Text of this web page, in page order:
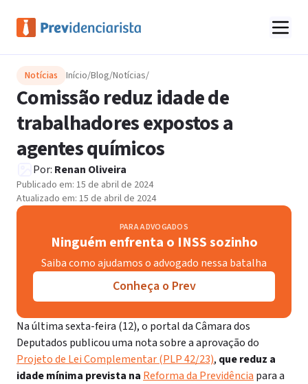
Notícias Início/Blog/Notícias/
Comissão reduz idade de
trabalhadores expostos a
agentes químicos
Por: Renan Oliveira
Publicado em: 15 de abril de 2024
Atualizado em: 15 de abril de 2024
PARA ADVOGADOS
Ninguém enfrenta o INSS sozinho
Saiba como ajudamos o advogado nessa batalha
Conheça o Prev
Na última sexta-feira (12), o portal da Câmara dos
Deputados publicou uma nota sobre a aprovação do
Projeto de Lei Complementar (PLP 42/23), que reduz a
idade mínima prevista na Reforma da Previdência para a